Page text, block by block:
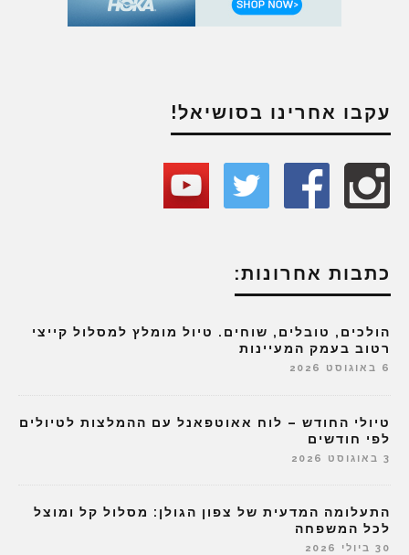
עקבו אחרינו בסושיאל!
כתבות אחרונות:
הולכים, טובלים, שוחים. טיול מומלץ למסלול קייצי
רטוב בעמק המעיינות
6 באוגוסט 2026
טיולי החודש – לוח אאוטפאנל עם ההמלצות לטיולים
לפי חודשים
3 באוגוסט 2026
התעלומה המדעית של צפון הגולן: מסלול קל ומוצל
לכל המשפחה
30 ביולי 2026